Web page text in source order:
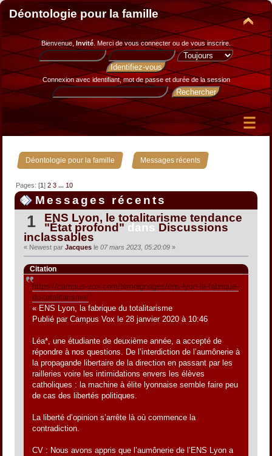
Déontologie pour la famille
Bienvenue, Invité. Merci devous connecter ou de vous inscrire.
Connexion avec identifiant, mot de passe et durée de la session
Déontologie pour la famille » Messages récents
Pages: [1]2 3 ... 10
Messages récents
1 ENS Lyon, le totalitarisme tendance
"État profond" dans Discussions
inclassables
« Newest par Jacques le07 mars 2023, 05:20:09»
Citation
https://campus-vox.com/temoignages/ens-lyon-la-fabrique-
du-totalitarisme/
« ENS Lyon, la fabrique du totalitarisme
Publié par Campus Vox le 28 janvier 2020 à 10:46
Léa*, une étudiante de deuxième année, a accepté de
répondre à nos questions. De l’interdiction de l’aumônerie à
la propagande libertaire de la direction en passant par les
railleries voire les intimidations envers les élèves
catholiques : la machine à élite lyonnaise semble faire peu
de cas des libertés politiques.
La liberté d’opinion s’arrête là où commence la
contradiction.
CV : Nous avons appris que l’aumônerie de l’ENS Lyon a